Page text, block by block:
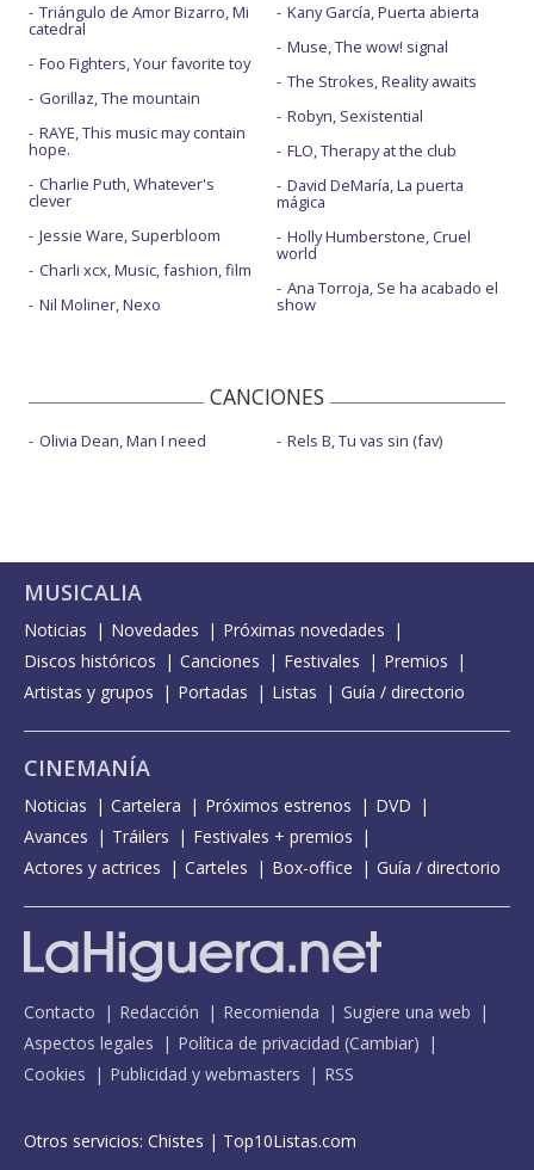
Triángulo de Amor Bizarro, Mi
catedral
Foo Fighters, Your favorite toy
Gorillaz, The mountain
RAYE, This music may contain
hope.
Charlie Puth, Whatever's
clever
Jessie Ware, Superbloom
Charli xcx, Music, fashion, film
Nil Moliner, Nexo
Kany García, Puerta abierta
Muse, The wow! signal
The Strokes, Reality awaits
Robyn, Sexistential
FLO, Therapy at the club
David DeMaría, La puerta
mágica
Holly Humberstone, Cruel
world
Ana Torroja, Se ha acabado el
show
CANCIONES
Olivia Dean, Man I need Rels B, Tu vas sin (fav)
MUSICALIA
Noticias Novedades
Próximas novedades
Discos históricos
Canciones Festivales
Premios
Artistas y grupos
Portadas Listas Guía / directorio
CINEMANÍA
Noticias Cartelera Próximos estrenos
DVD
Avances
Tráilers
Festivales + premios
Actores y actrices
Carteles Box-office Guía / directorio
Contacto Redacción Recomienda
Sugiere una web
Aspectos legales
Política de privacidad (Cambiar)
Cookies
Publicidad y webmasters RSS
Otros servicios: Chistes | Top10Listas.com